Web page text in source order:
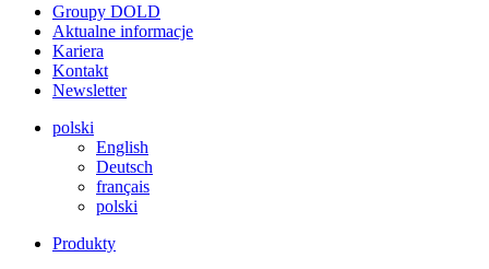
Groupy DOLD
Aktualne informacje
Kariera
Kontakt
Newsletter
polski
English
Deutsch
français
polski
Produkty